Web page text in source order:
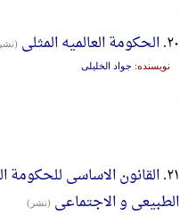
۲۰. الحکومة العالمیه المثلی
نویسنده: جواد الخلیلی
۲۱. القانون الاساسی للحکومة
الطبیعی و الاجتماعی (نشر)